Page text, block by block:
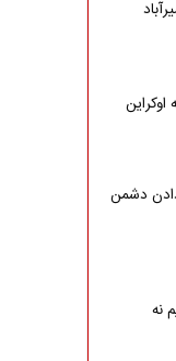
اوکراین
دشمن
نه